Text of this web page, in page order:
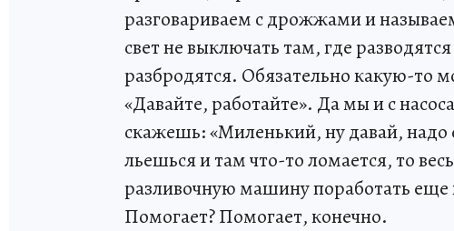
разговариваем с дрожжами и
свет не выключать там, где
разбродятся. Обязательно какую-то
«Давайте, работайте». Да мы и с
скажешь: «Миленький, ну давай, надо
льешься и там что-то ломается, то
разливочную машину поработать еще
Помогает? Помогает, конечно.